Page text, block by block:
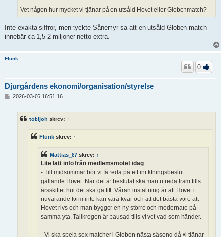
Vet någon hur mycket vi tjänar på en utsåld Hovet eller Globenmatch?
Inte exakta siffror, men tyckte Sånemyr sa att en utsåld Globen-match
innebär ca 1,5-2 miljoner netto extra.
Flunk
Djurgårdens ekonomi/organisation/styrelse
0
2026-03-06 16:51:16
tobijoh skrev: ↑
Flunk skrev: ↑
Mattias_87 skrev: ↑
Lite lätt info från medlemsmötet idag
- Till midsommar bör vi få reda på ett inriktningsbeslut
gällande Hovet. När det är beslutat ska man utreda fram tills
årsskiftet hur det ska gå till. Våran inställning är att Hovet i
nuvarande form inte kan vara kvar och att det bästa vore att
Hovet rivs och man bygger en ny större och modernare på
samma yta. Tallkrogen är pausad tills vi vet vad som händer.
- Vi ska spela sex matcher i Globen nästa säsong då vi tjänar